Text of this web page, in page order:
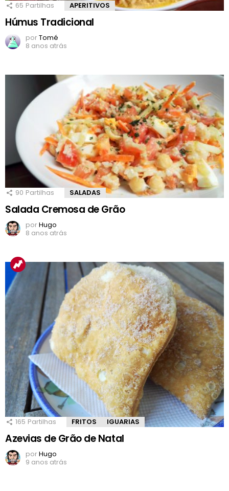
65 Partilhas APERITIVOS
Húmus Tradicional
porTomé
8 anos atrás
90 Partilhas SALADAS
Salada Cremosa de Grão
porHugo
8 anos atrás
165 Partilhas FRITOS IGUARIAS
Azevias de Grão de Natal
porHugo
9 anos atrás